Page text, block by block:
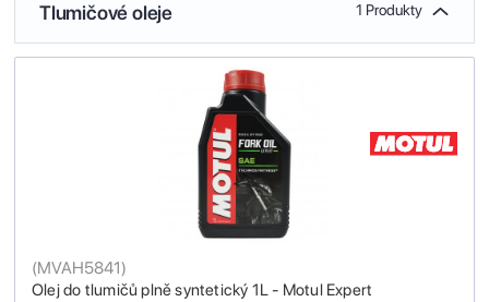
Tlumičové oleje 1 Produkty
Olej do tlumičů plně syntetický 1L - Motul Expert
(MVAH5841)